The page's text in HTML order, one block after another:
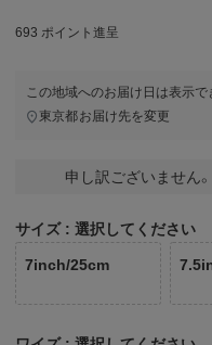
693 ポイント進呈
この地域へのお届け日は表示で
東京都お届け先を変更
申し訳ございません
サイズ 選択してください
7inch/25cm